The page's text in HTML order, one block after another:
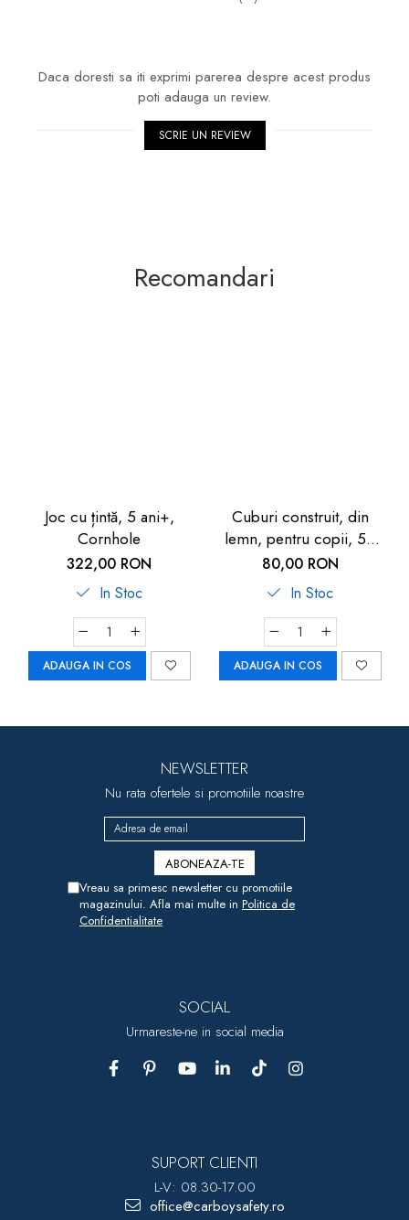
Daca doresti sa iti exprimi parerea despre acest produs
poti adauga un review.
SCRIE UN REVIEW
Recomandari
Joc cu țintă, 5 ani+,
Cornhole
322,00 RON
In Stoc
ADAUGA IN COS
Cuburi construit, din
lemn, pentru copii, 50
piese, Goki
80,00 RON
In Stoc
ADAUGA IN COS
NEWSLETTER
Nu rata ofertele si promotiile noastre
Vreau sa primesc newsletter cu promotiile
magazinului. Afla mai multe in Politica de
Confidentialitate
SOCIAL
Urmareste-ne in social media
SUPORT CLIENTI
L-V: 08.30-17.00
office@carboysafety.ro